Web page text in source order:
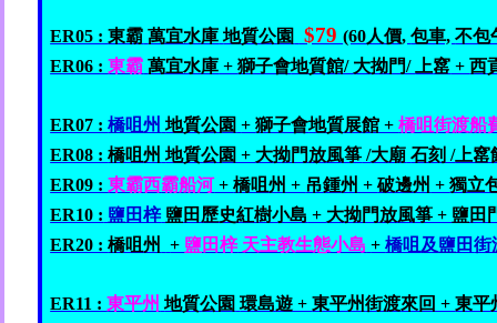
ER05 :東霸 萬宜水庫 地質公園 $79(60人價,包車,不包
ER06 :東霸 萬宜水庫 +獅子會地質館/ 大拗門/ 上窰 +西
ER07 :橋咀州 地質公園 +獅子會地質展館 +橋咀街渡船
ER08 :橋咀州 地質公園 + 大拗門放風箏 /大廟 石刻 /上窰
ER09 :東霸西霸船河+橋咀州 + 吊鍾州 +破邊州 +獨立
ER10 : 鹽田梓 鹽田歷史紅樹小島 + 大拗門放風箏 + 鹽田
ER20 :橋咀州 + 鹽田梓 天主教生態小島 +橋咀 及鹽田街
ER11 :東平州 地質公園 環島遊 +東平州街渡來回 +東平